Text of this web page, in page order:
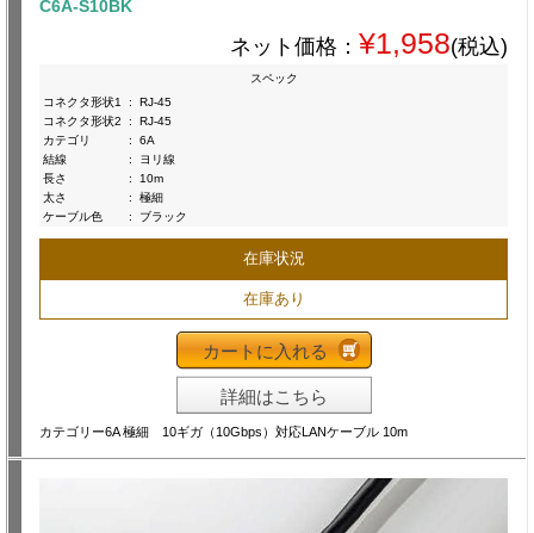
C6A-S10BK
ネット価格： ¥1,958(税込)
スペック
コネクタ形状1
:
RJ-45
コネクタ形状2
:
RJ-45
カテゴリ
:
6A
結線
:
ヨリ線
長さ
:
10m
太さ
:
極細
ケーブル色
: ブラック
在庫状況
在庫あり
カートに入れる
詳細はこちら
カテゴリー6A 極細 10ギガ（10Gbps）対応LANケーブル 10m